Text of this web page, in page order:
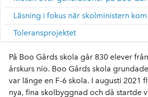
Läsning i fokus när skolministern
Toleransprojektet
På Boo Gårds skola går 830 elever
årskurs nio. Boo Gårds skola
var länge en F-6 skola. I augusti 2021
nya, fina skolbyggnad och då startde